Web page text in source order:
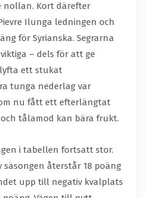
nollan. Kort därefter
Ilunga ledningen och
för Syrianska. Segrarna
– dels för att ge
ett stukat
tunga nederlag var
nu fått ett efterlängtat
tålamod kan bära frukt.
i tabellen fortsatt stor.
säsongen återstår 18 poäng
upp till negativ kvalplats